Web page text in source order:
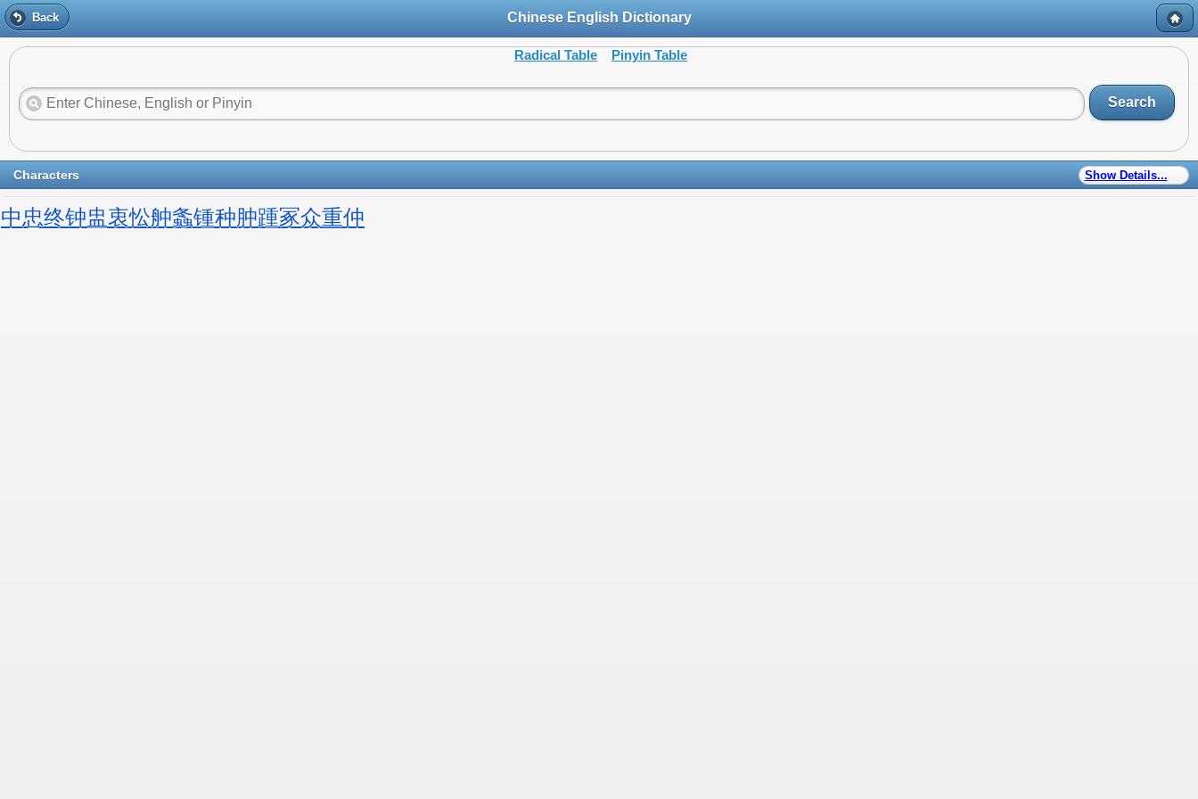
Back Chinese English Dictionary
Radical Table Pinyin Table
Search
Characters Show Details...
中忠终钟盅衷忪舯螽锺种肿踵冢众重仲